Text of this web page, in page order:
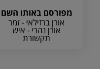
מפורסם באותו השם
אורן ברזילאי - זמר
אורן נהרי - איש
תקשורת